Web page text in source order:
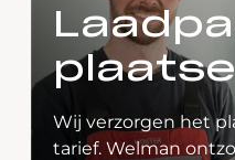
Wij verzorgen het
tarief. Welman